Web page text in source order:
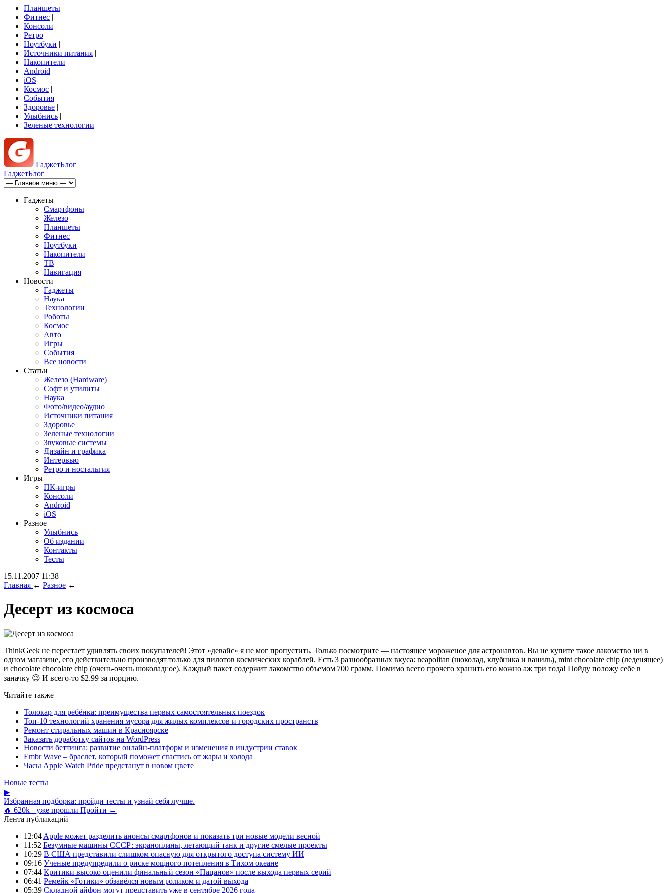
Планшеты |
Фитнес |
Консоли |
Ретро |
Ноутбуки |
Источники питания |
Накопители |
Android |
iOS |
Космос |
События |
Здоровье |
Улыбнись |
Зеленые технологии
ГаджетБлог
ГаджетБлог
Гаджеты
Смартфоны
Железо
Планшеты
Фитнес
Ноутбуки
Накопители
ТВ
Навигация
Новости
Гаджеты
Наука
Технологии
Роботы
Космос
Авто
Игры
События
Все новости
Статьи
Железо (Hardware)
Софт и утилиты
Наука
Фото/видео/аудио
Источники питания
Здоровье
Зеленые технологии
Звуковые системы
Дизайн и графика
Интервью
Ретро и ностальгия
Игры
ПК-игры
Консоли
Android
iOS
Разное
Улыбнись
Об издании
Контакты
Тесты
15.11.2007 11:38
Главная ← Разное ←
Десерт из космоса
ThinkGeek не перестает удивлять своих покупателей! Этот «девайс» я не мог пропустить. Только посмотрите — настоящее мороженое для астронавтов. Вы не купите такое лакомство ни в
одном магазине, его действительно производят только для пилотов космических кораблей. Есть 3 разнообразных вкуса: neapolitan (шоколад, клубника и ваниль), mint chocolate chip (леденящее)
и chocolate chocolate chip (очень-очень шоколадное). Каждый пакет содержит лакомство объемом 700 грамм. Помимо всего прочего хранить его можно аж три года! Пойду положу себе в
заначку 😉 И всего-то $2.99 за порцию.
Читайте также
Толокар для ребёнка: преимущества первых самостоятельных поездок
Топ-10 технологий хранения мусора для жилых комплексов и городских пространств
Ремонт стиральных машин в Красноярске
Заказать доработку сайтов на WordPress
Новости беттинга: развитие онлайн-платформ и изменения в индустрии ставок
Embr Wave – браслет, который поможет спастись от жары и холода
Часы Apple Watch Pride предстанут в новом цвете
Новые тесты
▶
Избранная подборка: пройди тесты и узнай себя лучше.
🔥 620k+ уже прошли Пройти →
Лента публикаций
12:04 Apple может разделить анонсы смартфонов и показать три новые модели весной
11:52 Безумные машины СССР: экранопланы, летающий танк и другие смелые проекты
10:29 В США представили слишком опасную для открытого доступа систему ИИ
09:16 Ученые предупредили о риске мощного потепления в Тихом океане
07:44 Критики высоко оценили финальный сезон «Пацанов» после выхода первых серий
06:41 Ремейк «Готики» обзавёлся новым роликом и датой выхода
05:39 Складной айфон могут представить уже в сентябре 2026 года